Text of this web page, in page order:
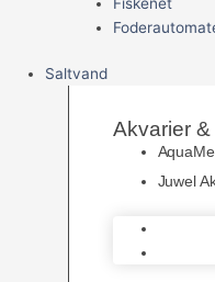
Saltvand
Akvarier
Juwel